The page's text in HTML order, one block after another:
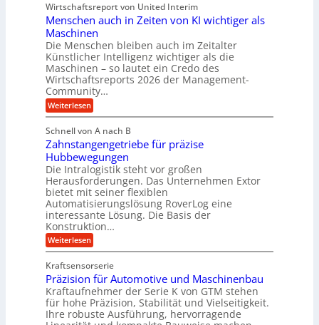
m
e
h
r
T
e
p
o
u
n
d
w
e
n
i
e
B
ü
H
y
d
r
a
u
l
i
m
V
e
r
g
l
e
i
h
l
l
c
h
u
t
z
s
c
h
l
ä
c
h
e
i
n
2
2
V
a
r
i
n
e
n
g
u
l
a
T
e
c
h
n
o
l
o
g
i
e
s
b
e
z
i
e
h
t
n
e
e
n
S
t
a
n
Wirtschaftsreport von United Interim
Menschen auch in Zeiten von KI wichtiger als
Maschinen
Die Menschen bleiben auch im Zeitalter
Künstlicher Intelligenz wichtiger als die
Maschinen – so lautet ein Credo des
Wirtschaftsreports 2026 der Management-
Community…
Weiterlesen:
M
n
s
c
h
e
n
a
u
c
h
i
n
Z
e
e
n
v
Schnell von A nach B
Zahnstangengetriebe für präzise
Hubbewegungen
Die Intralogistik steht vor großen
Herausforderungen. Das Unternehmen Extor
bietet mit seiner flexiblen
Automatisierungslösung RoverLog eine
interessante Lösung. Die Basis der
Konstruktion…
Weiterlesen:
Z
h
n
s
t
a
n
Kraftsensorserie
Präzision für Automotive und Maschinenbau
Kraftaufnehmer der Serie K von GTM stehen
für hohe Präzision, Stabilität und Vielseitigkeit.
Ihre robuste Ausführung, hervorragende